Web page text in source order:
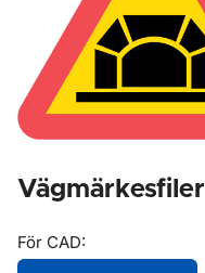
Vägmärkesfiler
För CAD: